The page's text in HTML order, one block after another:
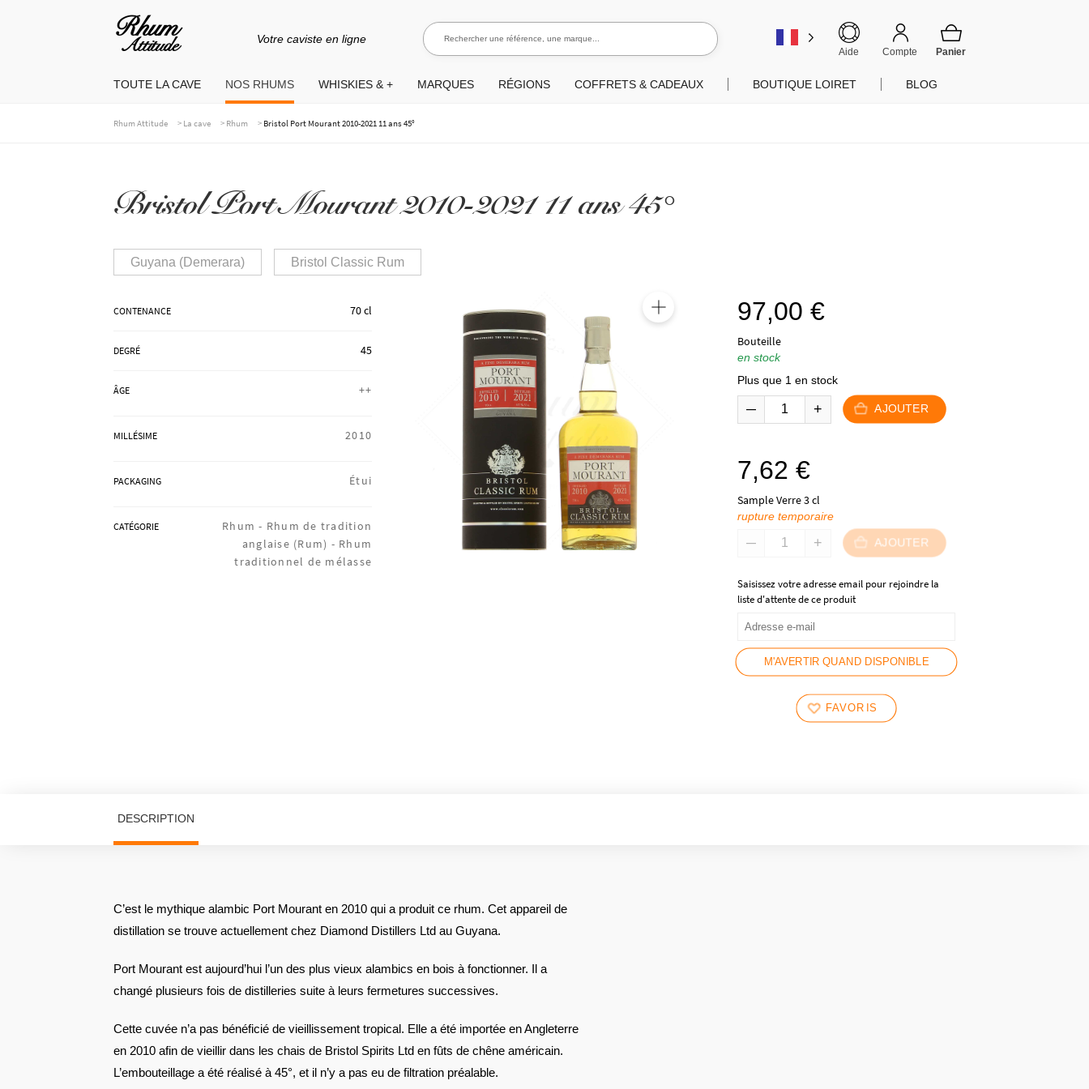
Aller
la
Aller
contenu
Votre caviste en ligne
Aide Compte
Rechercher une référence, une marque...
Rechercher
TOUTE LA CAVE NOS RHUMS WHISKIES & + MARQUES RÉGIONS COFFRETS & CADEAUX BOUTIQUE LOIRET BLOG
Rhum Attitude > La cave > Rhum > Bristol Port Mourant 2010-2021 11 ans 45°
Bristol Port Mourant 2010-2021 11 ans 45°
Guyana (Demerara) Bristol Classic Rum
CONTENANCE 70 cl
DEGRÉ 45
ÂGE ++
MILLÉSIME 2010
PACKAGING Étui
CATÉGORIE Rhum - Rhum de tradition
anglaise (Rum) - Rhum
traditionnel de mélasse
97,00 €
Bouteille
en stock
Plus que 1 en stock
AJOUTER
7,62 €
Sample Verre 3 cl
rupture temporaire
AJOUTER
Saisissez votre adresse email pour rejoindre la
liste d'attente de ce produit
M'AVERTIR QUAND DISPONIBLE
FAVORIS
DESCRIPTION
C’est le mythique alambic Port Mourant en 2010 qui a produit ce rhum. Cet appareil de
distillation se trouve actuellement chez Diamond Distillers Ltd au Guyana.
Port Mourant est aujourd’hui l’un des plus vieux alambics en bois à fonctionner. Il a
changé plusieurs fois de distilleries suite à leurs fermetures successives.
Cette cuvée n’a pas bénéficié de vieillissement tropical. Elle a été importée en Angleterre
en 2010 afin de vieillir dans les chais de Bristol Spirits Ltd en fûts de chêne américain.
L’embouteillage a été réalisé à 45°, et il n’y a pas eu de filtration préalable.